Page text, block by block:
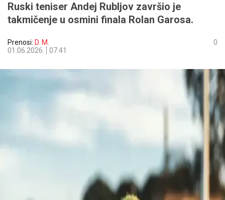
Ruski teniser Andej Rubljov završio je
takmičenje u osmini finala Rolan Garosa.
Prenosi: D. M.
01.06.2026.
07:41
0